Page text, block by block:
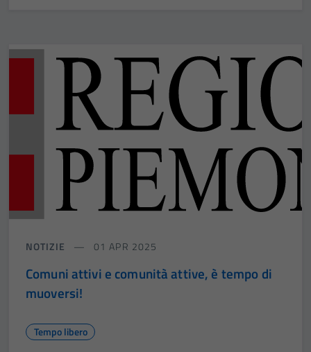
NOTIZIE 01 APR 2025
Comuni attivi e comunità attive, è tempo di
muoversi!
Tempo libero